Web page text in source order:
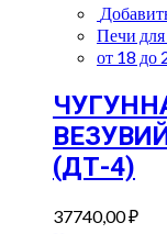
Печи
от 18 до
(ДТ-4)
37740,00₽